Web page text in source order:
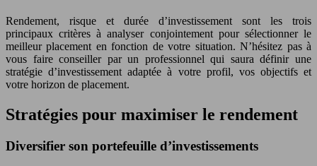
Rendement, risque et durée d’investissement sont les trois
principaux critères à analyser conjointement pour sélectionner le
meilleur placement en fonction de votre situation. N’hésitez pas à
vous faire conseiller par un professionnel qui saura définir une
stratégie d’investissement adaptée à votre profil, vos objectifs et
votre horizon de placement.
Stratégies pour maximiser le rendement
Diversifier son portefeuille d’investissements